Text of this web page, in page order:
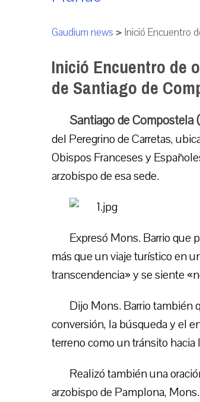
Gaudium news > Inició Encuentro
Inició Encuentro de
de Santiago de
Santiago de Compostela
del Peregrino de Carretas,
Obispos Franceses y
arzobispo de esa sede.
Expresó Mons. Barrio que
más que un viaje turístico en
transcendencia» y se siente
Dijo Mons. Barrio también
conversión, la búsqueda y el
terreno como un tránsito hacia
Realizó también una
arzobispo de Pamplona,